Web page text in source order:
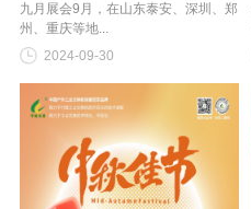
九月展会9月，在山东泰安、深圳、郑
州、重庆等地...
2024-09-30